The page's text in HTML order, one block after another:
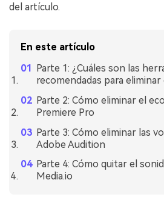
del artículo.
En este artículo
Parte 1: ¿Cuáles son las
recomendadas para
Parte 2: Cómo eliminar el
Premiere Pro
Parte 3: Cómo eliminar las
Adobe Audition
Parte 4: Cómo quitar el
Media.io